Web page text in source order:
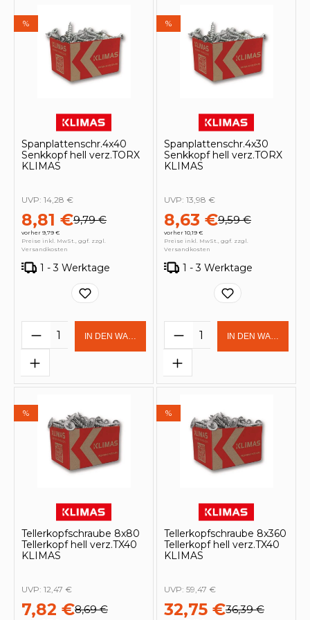
%
Spanplattenschr.4x40
Senkkopf hell verz.TORX
KLIMAS
8,81 €9,79 €
vorher 9,79 €
UVP: 14,28 €
Preise inkl. MwSt., ggf. zzgl.
Versandkosten
1 - 3 Werktage
Produkt Anzahl: Gib den
IN DEN WARENKORB
%
Spanplattenschr.4x30
Senkkopf hell verz.TORX
KLIMAS
8,63 €9,59 €
vorher 10,19 €
UVP: 13,98 €
Preise inkl. MwSt., ggf. zzgl.
Versandkosten
1 - 3 Werktage
Produkt Anzahl:
IN DEN
%
Tellerkopfschraube 8x80
Tellerkopf hell verz.TX40
KLIMAS
7,82 €8,69 €
UVP: 12,47 €
%
Tellerkopfschraube 8x360
Tellerkopf hell verz.TX40
KLIMAS
32,75 €36,39 €
UVP: 59,47 €